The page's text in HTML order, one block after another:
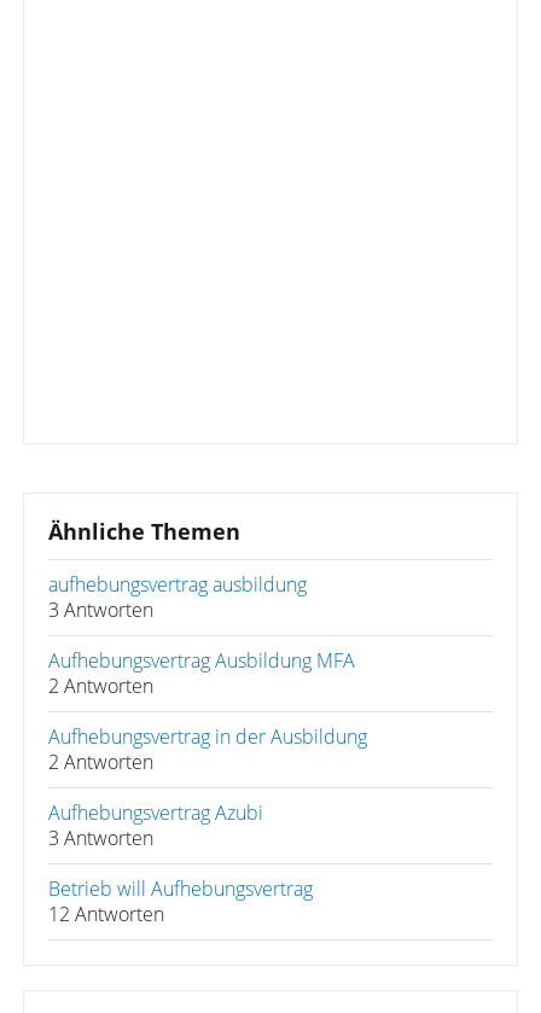
Ähnliche Themen
aufhebungsvertrag ausbildung
3 Antworten
Aufhebungsvertrag Ausbildung MFA
2 Antworten
Aufhebungsvertrag in der Ausbildung
2 Antworten
Aufhebungsvertrag Azubi
3 Antworten
Betrieb will Aufhebungsvertrag
12 Antworten